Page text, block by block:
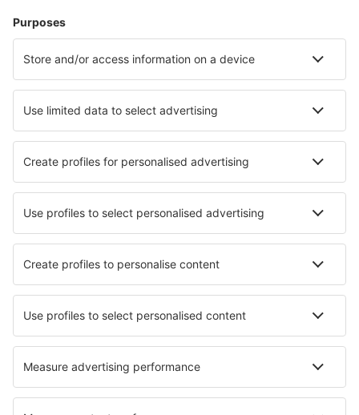
Flyg+Hotell
Hotell
Transfer
Sevärdheter
Sportevenemang
Läs mer
Mobilapp
Flygbolag
SAS
Ryanair
Lufthansa
Norwegian
WizzAir
Om eSky
Köpvillkor